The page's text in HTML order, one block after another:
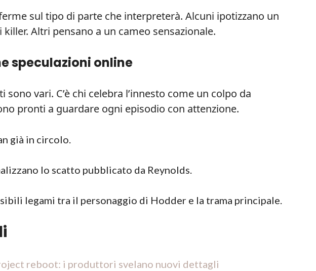
sul tipo di parte che interpreterà. Alcuni ipotizzano un
Altri pensano a un cameo sensazionale.
speculazioni online
sono vari. C’è chi celebra l’innesto come un colpo da
pronti a guardare ogni episodio con attenzione.
già in circolo.
lo scatto pubblicato da Reynolds.
legami tra il personaggio di Hodder e la trama principale.
reboot: i produttori svelano nuovi dettagli